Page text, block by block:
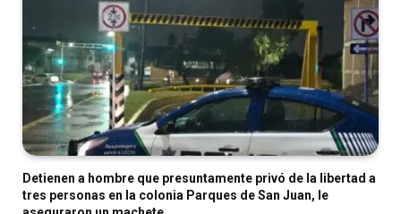
Detienen a hombre que presuntamente privó de la libertad a
tres personas en la colonia Parques de San Juan, le